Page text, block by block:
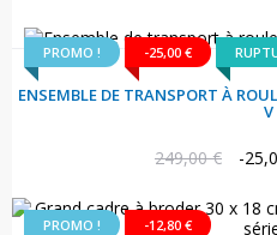
PROMO ! -25,00 €
ENSEMBLE DE TRANSPORT À
V
Prix
249,00 € -
PROMO ! -12,80 €